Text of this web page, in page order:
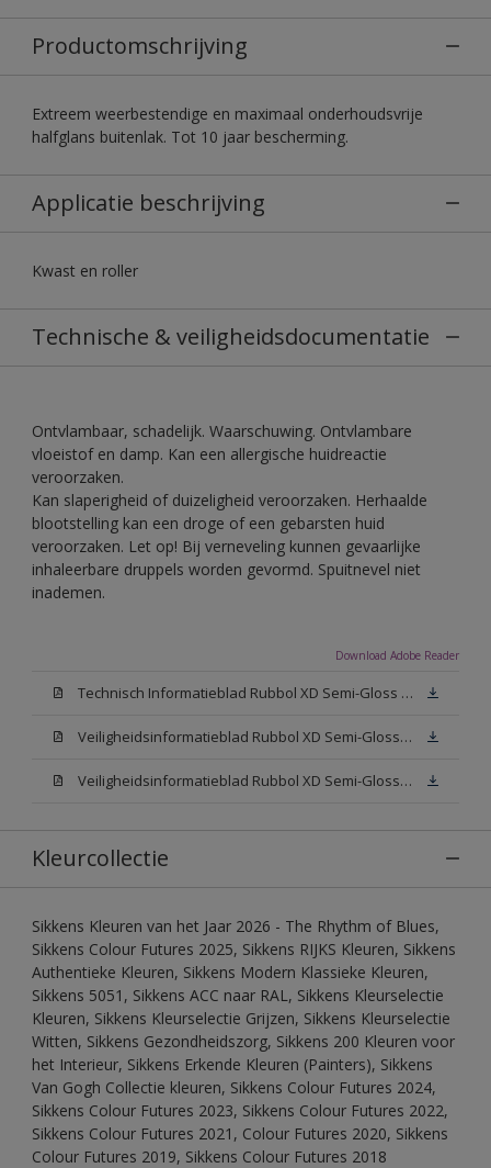
Productomschrijving
Extreem weerbestendige en maximaal onderhoudsvrije
halfglans buitenlak. Tot 10 jaar bescherming.
Applicatie beschrijving
Kwast en roller
Technische & veiligheidsdocumentatie
Ontvlambaar, schadelijk. Waarschuwing. Ontvlambare
vloeistof en damp. Kan een allergische huidreactie
veroorzaken.
Kan slaperigheid of duizeligheid veroorzaken. Herhaalde
blootstelling kan een droge of een gebarsten huid
veroorzaken. Let op! Bij verneveling kunnen gevaarlijke
inhaleerbare druppels worden gevormd. Spuitnevel niet
inademen.
Download Adobe Reader
Technisch Informatieblad Rubbol XD Semi-Gloss (PDF)
Veiligheidsinformatieblad Rubbol XD Semi-Gloss White W05 (MSDS)
Veiligheidsinformatieblad Rubbol XD Semi-Gloss N00 (MSDS)
Kleurcollectie
Sikkens Kleuren van het Jaar 2026 - The Rhythm of Blues,
Sikkens Colour Futures 2025, Sikkens RIJKS Kleuren, Sikkens
Authentieke Kleuren, Sikkens Modern Klassieke Kleuren,
Sikkens 5051, Sikkens ACC naar RAL, Sikkens Kleurselectie
Kleuren, Sikkens Kleurselectie Grijzen, Sikkens Kleurselectie
Witten, Sikkens Gezondheidszorg, Sikkens 200 Kleuren voor
het Interieur, Sikkens Erkende Kleuren (Painters), Sikkens
Van Gogh Collectie kleuren, Sikkens Colour Futures 2024,
Sikkens Colour Futures 2023, Sikkens Colour Futures 2022,
Sikkens Colour Futures 2021, Colour Futures 2020, Sikkens
Colour Futures 2019, Sikkens Colour Futures 2018